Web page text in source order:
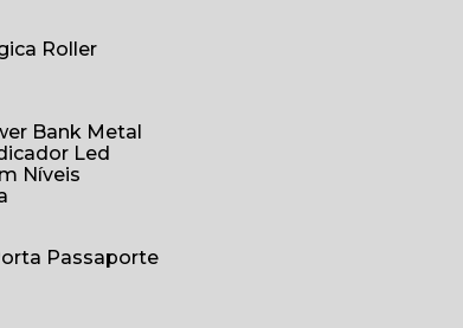
Roller
Bank Metal
Led
Níveis
Porta Passaporte